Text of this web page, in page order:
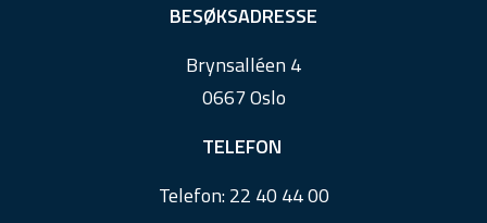
BESØKSADRESSE
Brynsalléen 4
0667 Oslo
TELEFON
Telefon:22 40 44 00